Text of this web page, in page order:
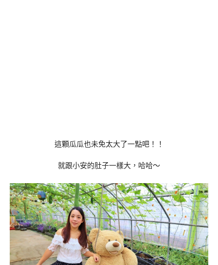
這顆瓜瓜也未免太大了一點吧！！
就跟小安的肚子一樣大，哈哈～